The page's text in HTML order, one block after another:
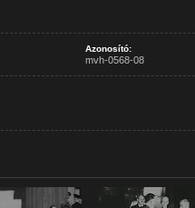
Azonosító:
mvh-0568-08